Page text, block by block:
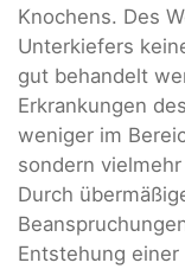
Knochens. Des
Unterkiefers
gut behandelt
Erkrankungen
weniger im
sondern vielmehr
Durch
Entstehung